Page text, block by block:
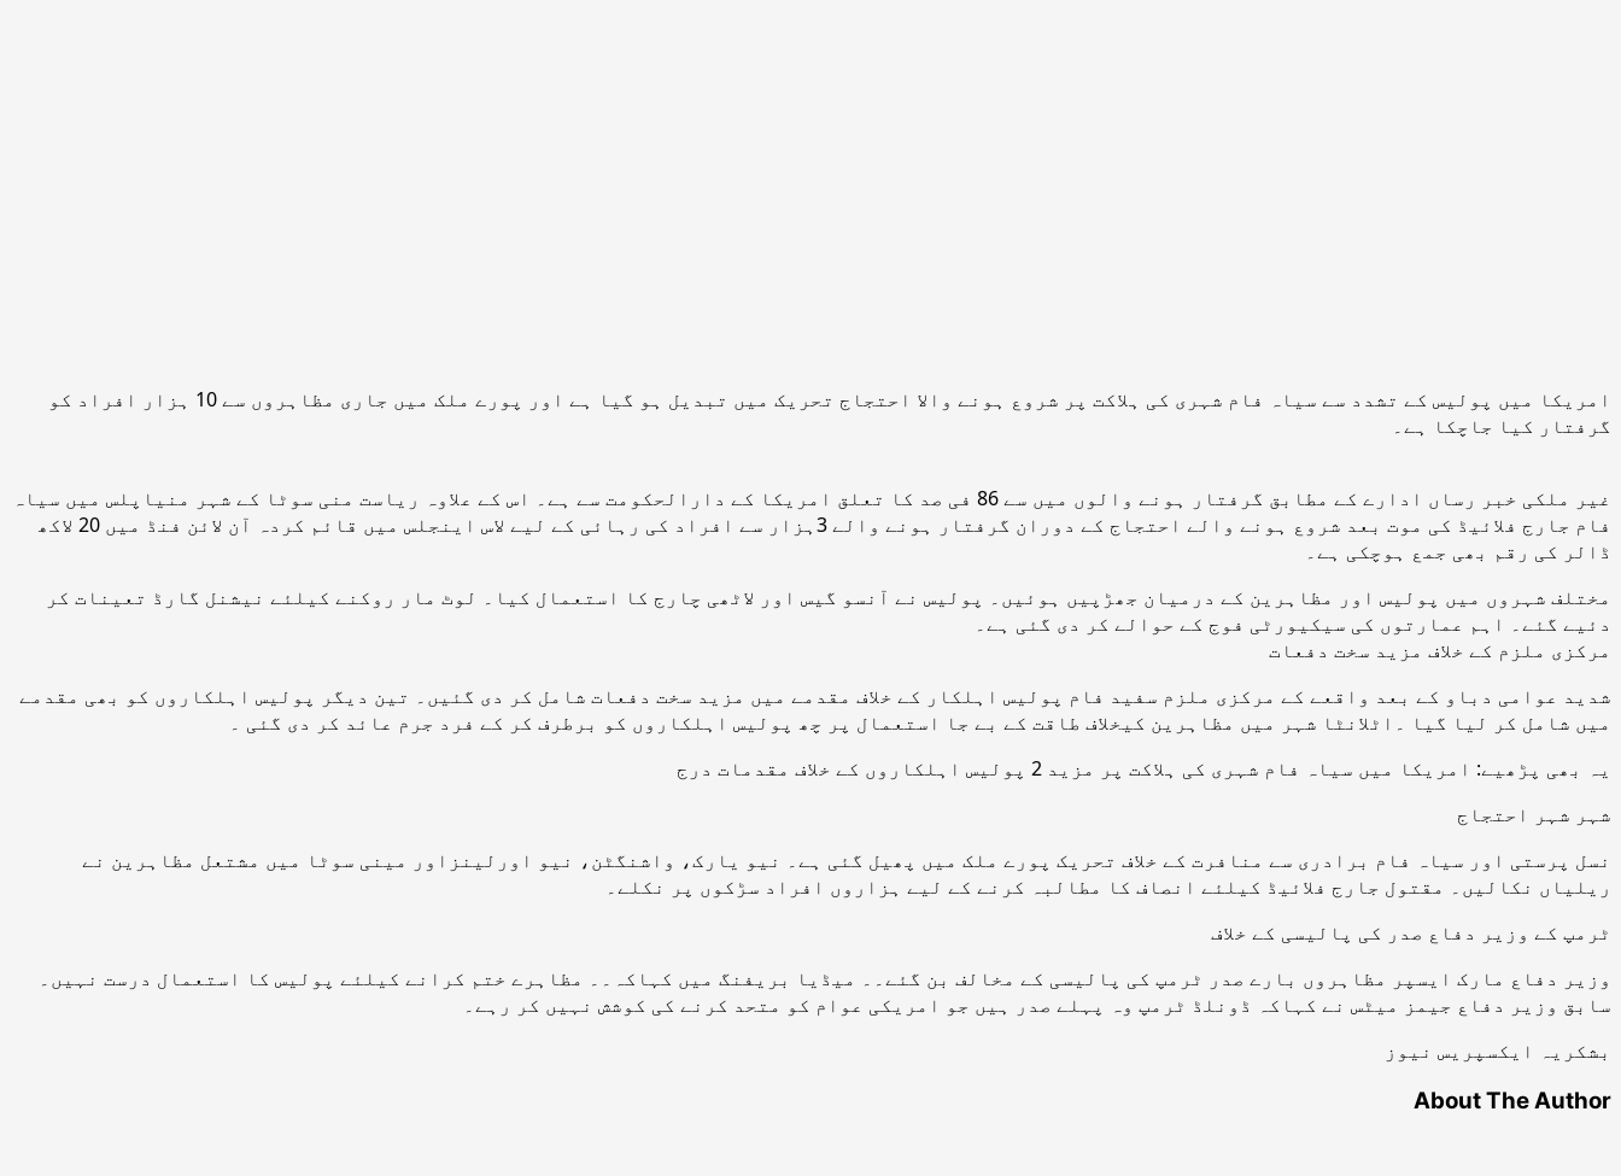
امریکا میں پولیس کے تشدد سے سیاہ فام شہری کی ہلاکت پر شروع ہونے والا احتجاج تحریک میں تبدیل ہو گیا ہے اور پورے ملک میں جاری مظاہروں سے 10 ہزار افراد کو
گرفتار کیا جاچکا ہے۔
غیر ملکی خبر رساں ادارے کے مطابق گرفتار ہونے والوں میں سے 86 فی صد کا تعلق امریکا کے دارالحکومت سے ہے۔ اس کے علاوہ ریاست منی سوٹا کے شہر منیاپلس میں سیاہ
فام جارج فلائیڈ کی موت بعد شروع ہونے والے احتجاج کے دوران گرفتار ہونے والے 3ہزار سے افراد کی رہائی کے لیے لاس اینجلس میں قائم کردہ آن لائن فنڈ میں 20 لاکھ
ڈالر کی رقم بھی جمع ہوچکی ہے۔
مختلف شہروں میں پولیس اور مظاہرین کے درمیان جھڑپیں ہوئیں۔ پولیس نے آنسو گیس اور لاٹھی چارج کا استعمال کیا۔ لوٹ مار روکنے کیلئے نیشنل گارڈ تعینات کر
دئیے گئے۔ اہم عمارتوں کی سیکیورٹی فوج کے حوالے کر دی گئی ہے۔
مرکزی ملزم کے خلاف مزید سخت دفعات
شدید عوامی دباو کے بعد واقعے کے مرکزی ملزم سفید فام پولیس اہلکار کے خلاف مقدمے میں مزید سخت دفعات شامل کر دی گئیں۔ تین دیگر پولیس اہلکاروں کو بھی مقدمے
میں شامل کر لیا گیا ۔اٹلانٹا شہر میں مظاہرین کیخلاف طاقت کے بے جا استعمال پر چھ پولیس اہلکاروں کو برطرف کر کے فرد جرم عائد کر دی گئی ۔
یہ بھی پڑھیے: امریکا میں سیاہ فام شہری کی ہلاکت پر مزید 2 پولیس اہلکاروں کے خلاف مقدمات درج
شہر شہر احتجاج
نسل پرستی اور سیاہ فام برادری سے منافرت کے خلاف تحریک پورے ملک میں پھیل گئی ہے۔ نیو یارک، واشنگٹن، نیو اورلینزاور مینی سوٹا میں مشتعل مظاہرین نے
ریلیاں نکالیں۔ مقتول جارج فلائیڈ کیلئے انصاف کا مطالبہ کرنے کے لیے ہزاروں افراد سڑکوں پر نکلے۔
ٹرمپ کے وزیر دفاع صدر کی پالیسی کے خلاف
وزیر دفاع مارک ایسپر مظاہروں بارے صدر ٹرمپ کی پالیسی کے مخالف بن گئے۔۔ میڈیا بریفنگ میں کہاکہ۔۔ مظاہرے ختم کرانے کیلئے پولیس کا استعمال درست نہیں۔
سابق وزیر دفاع جیمز میٹس نے کہاکہ ڈونلڈ ٹرمپ وہ پہلے صدر ہیں جو امریکی عوام کو متحد کرنے کی کوشش نہیں کر رہے۔
بشکریہ ایکسپریس نیوز
About The Author